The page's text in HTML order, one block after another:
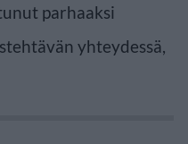
parhaaksi
yhteydessä,